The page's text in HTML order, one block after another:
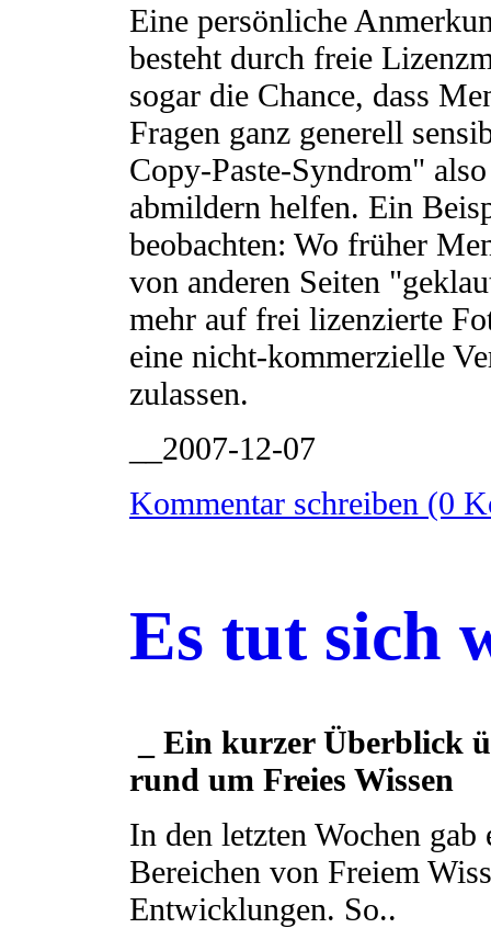
Eine persönliche
besteht durch freie
sogar die Chance, dass
Fragen ganz generell
Copy-Paste-Syndrom"
abmildern helfen. Ein
beobachten: Wo früher
von anderen Seiten
mehr auf frei lizenzierte
eine nicht-kommerzielle
zulassen.
__2007-12-07
Kommentar schreiben (0
Es tut sich
_ Ein kurzer Überblick
rund um Freies Wissen
In den letzten Wochen gab
Bereichen von Freiem
Entwicklungen. So..